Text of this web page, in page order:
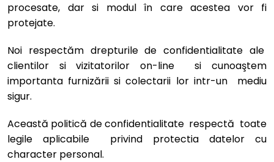
procesate, dar si modul în care acestea vor fi
protejate.
Noi respectăm drepturile de confidentialitate ale
clientilor si vizitatorilor on-line si cunoaştem
importanta furnizării si colectarii lor intr-un mediu
sigur.
Această politică de confidentialitate respectă toate
legile aplicabile privind protectia datelor cu
character personal.